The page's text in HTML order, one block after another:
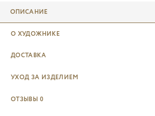
ОПИСАНИЕ
О ХУДОЖНИКЕ
ДОСТАВКА
УХОД ЗА ИЗДЕЛИЕМ
ОТЗЫВЫ 0